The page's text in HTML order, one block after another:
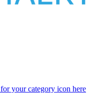
your category icon here